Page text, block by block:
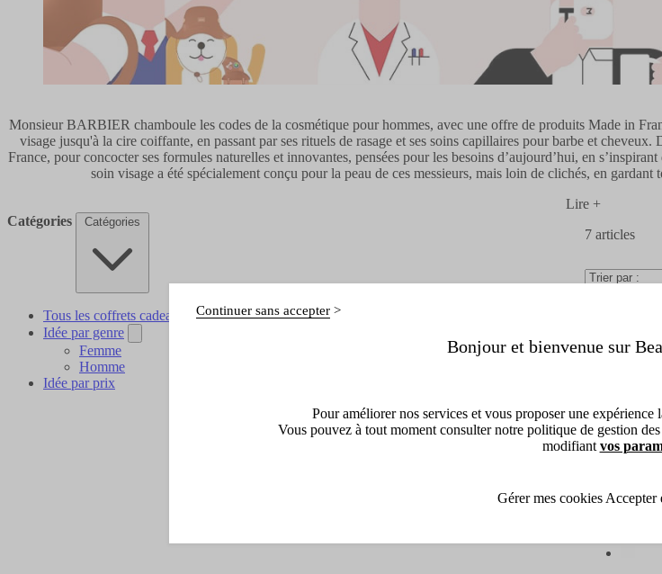
Monsieur BARBIER chamboule les codes de la cosmétique pour hommes, avec une offre de produits Made in
visage jusqu'à la cire coiffante, en passant par ses rituels de rasage et ses soins capillaires pour barbe et
France, pour concocter ses formules naturelles et innovantes, pensées pour les besoins d’aujourd’hui, en
soin visage a été spécialement conçu pour la peau de ces messieurs, mais loin de clichés, en
Lire +
Catégories
Catégories
Tous les coffrets cadeaux
Idée par genre
Femme
Homme
Idée par prix
7 articles
Bonjour et bienvenue sur
Continuer sans accepter
Pour améliorer nos services et vous proposer une
Vous pouvez à tout moment consulter notre politique de gestion des
modifiant vos
Gérer mes cookies Accepter